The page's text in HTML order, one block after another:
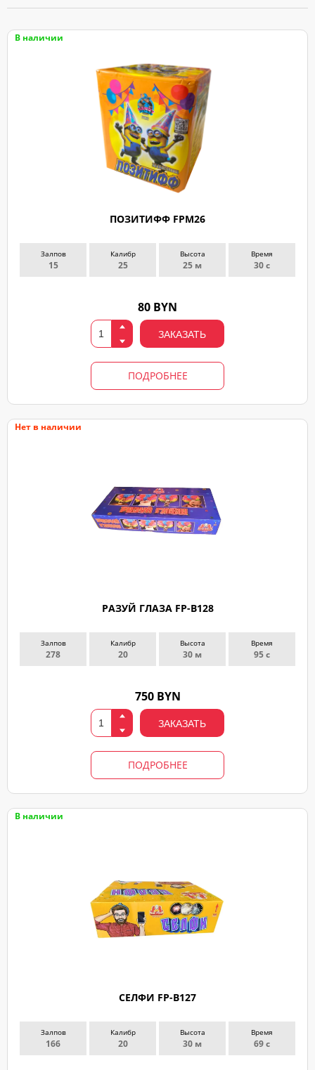
В наличии
ПОЗИТИФФ FPM26
Залпов
15
Калибр
25
Высота
25 м
Время
30 с
80 BYN
ЗАКАЗАТЬ
ПОДРОБНЕЕ
Нет в наличии
РАЗУЙ ГЛАЗА FP-B128
Залпов
278
Калибр
20
Высота
30 м
Время
95 с
750 BYN
ЗАКАЗАТЬ
ПОДРОБНЕЕ
В наличии
СЕЛФИ FP-B127
Залпов
166
Калибр
20
Высота
30 м
Время
69 с